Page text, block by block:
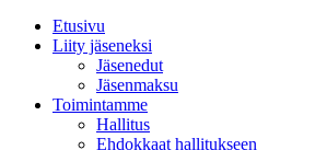
Etusivu
Liity jäseneksi
Jäsenedut
Jäsenmaksu
Toimintamme
Hallitus
Ehdokkaat hallitukseen